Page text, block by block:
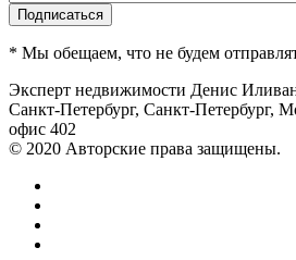
* Мы обещаем, что не будем
Эксперт недвижимости Денис
Санкт-Петербург, Санкт-Петербург,
офис 402
© 2020 Авторские права защищены.